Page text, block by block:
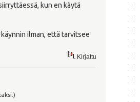
kun en käytä
ilman, että tarvitsee
Kirjattu